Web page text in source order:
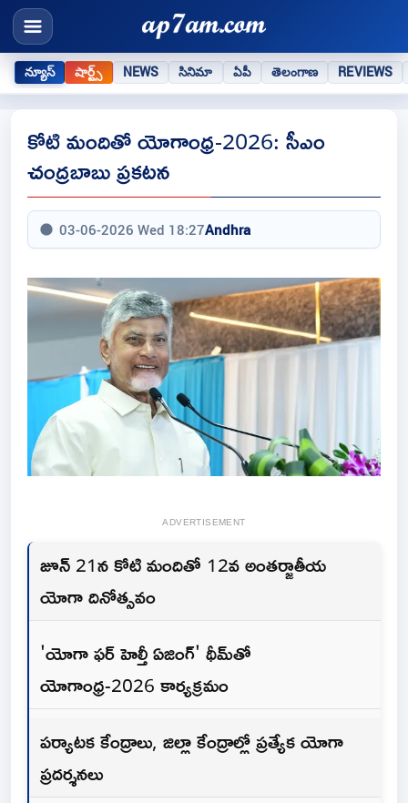
న్యూస్ షార్ట్స్ NEWS సినిమా ఏపీ తెలంగాణ REVIEWS
కోటి మందితో యోగాంధ్ర-2026: సీఎం
చంద్రబాబు ప్రకటన
03-06-2026 Wed 18:27Andhra
ADVERTISEMENT
జూన్ 21న కోటి మందితో 12వ అంతర్జాతీయ
యోగా దినోత్సవం
'యోగా ఫర్ హెల్తీ ఏజింగ్' థీమ్‌తో
యోగాంధ్ర-2026 కార్యక్రమం
పర్యాటక కేంద్రాలు, జిల్లా కేంద్రాల్లో ప్రత్యేక యోగా
ప్రదర్శనలు